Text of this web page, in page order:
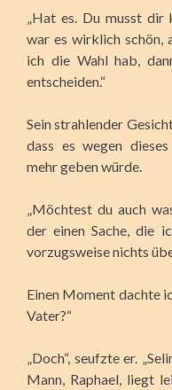
„Hat es. Du musst
war es wirklich schön,
ich die Wahl hab,
entscheiden.“
Sein strahlender
dass es wegen
mehr geben würde.
„Möchtest du auch
der einen Sache, die
vorzugsweise nichts
Einen Moment dachte
Vater?“
„Doch“, seufzte er.
Mann, Raphael, liegt